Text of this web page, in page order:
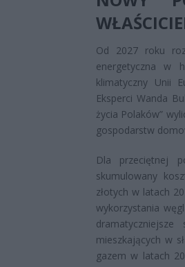
Od 2027 roku
energetyczna w
klimatyczny Unii
Eksperci Wanda
życia Polaków”
gospodarstw
Dla przeciętnej
skumulowany
złotych w latach
wykorzystania
mieszkających w
gazem w latach